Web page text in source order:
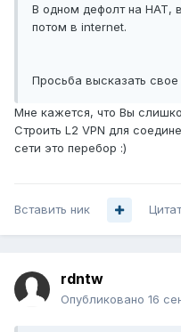
В одном дефолт на НАТ,
потом в internet.
Просьба высказать
Мне кажется, что Вы
Строить L2 VPN для
сети это перебор :)
Вставить ник
rdntw
Опубликовано 16